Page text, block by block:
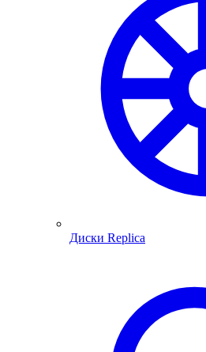
Диски Replica